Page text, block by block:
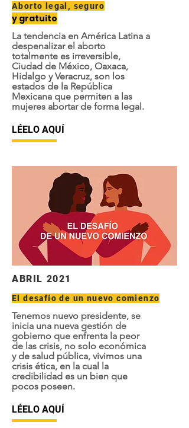
Aborto legal, seguro
y gratuito
La tendencia en América Latina a
despenalizar el aborto
totalmente es irreversible,
Ciudad de México, Oaxaca,
Hidalgo y Veracruz, son los
estados de la República
Mexicana que permiten a las
mujeres abortar de forma legal.
LÉELO AQUÍ
ABRIL 2021
El desafío de un nuevo comienzo
Tenemos nuevo presidente, se
inicia una nueva gestión de
gobierno que enfrenta la peor
de las crisis, no solo económica
y de salud pública, vivimos una
crisis ética, en la cual la
credibilidad es un bien que
pocos poseen.
LÉELO AQUÍ